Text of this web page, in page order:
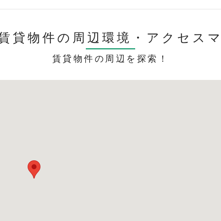
貸物件の周辺環境・ アクセス
賃貸物件の周辺を探索！